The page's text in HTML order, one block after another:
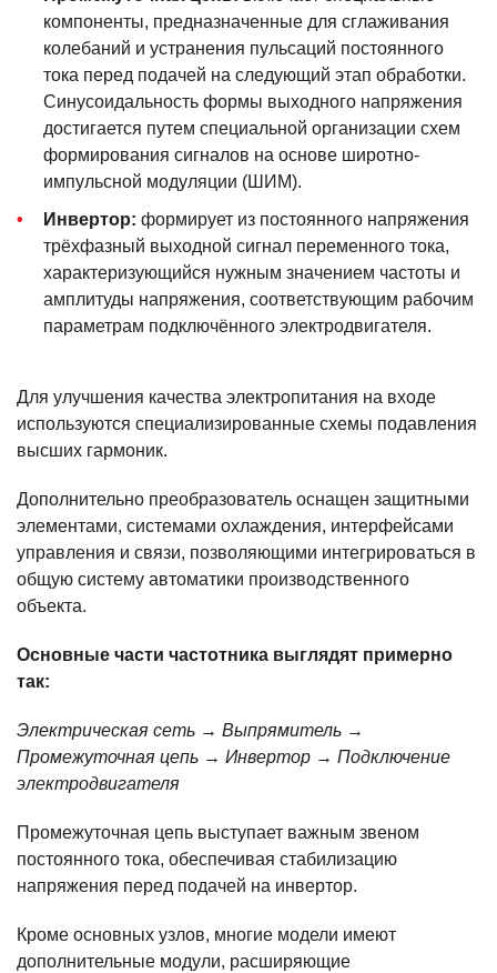
компоненты, предназначенные для сглаживания
колебаний и устранения пульсаций постоянного
тока перед подачей на следующий этап обработки.
Синусоидальность формы выходного напряжения
достигается путем специальной организации схем
формирования сигналов на основе широтно-
импульсной модуляции (ШИМ).
Инвертор: формирует из постоянного напряжения
трёхфазный выходной сигнал переменного тока,
характеризующийся нужным значением частоты и
амплитуды напряжения, соответствующим рабочим
параметрам подключённого электродвигателя.
Для улучшения качества электропитания на входе
используются специализированные схемы подавления
высших гармоник.
Дополнительно преобразователь оснащен защитными
элементами, системами охлаждения, интерфейсами
управления и связи, позволяющими интегрироваться в
общую систему автоматики производственного
объекта.
Основные части частотника выглядят примерно
так:
Электрическая сеть → Выпрямитель →
Промежуточная цепь → Инвертор → Подключение
электродвигателя
Промежуточная цепь выступает важным звеном
постоянного тока, обеспечивая стабилизацию
напряжения перед подачей на инвертор.
Кроме основных узлов, многие модели имеют
дополнительные модули, расширяющие